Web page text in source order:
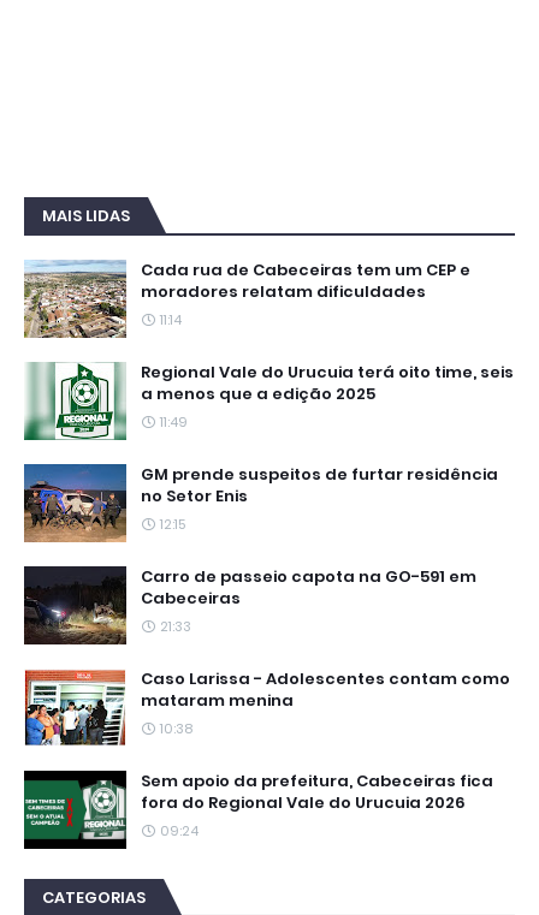
MAIS LIDAS
Cada rua de Cabeceiras tem um CEP e
moradores relatam dificuldades
11:14
Regional Vale do Urucuia terá oito time, seis
a menos que a edição 2025
11:49
GM prende suspeitos de furtar residência
no Setor Enis
12:15
Carro de passeio capota na GO-591 em
Cabeceiras
21:33
Caso Larissa - Adolescentes contam como
mataram menina
10:38
Sem apoio da prefeitura, Cabeceiras fica
fora do Regional Vale do Urucuia 2026
09:24
CATEGORIAS